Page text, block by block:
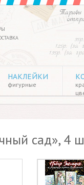
Тарифы
125р. (за
135р. (за
НАКЛЕЙКИ
фигурные
сад», 4